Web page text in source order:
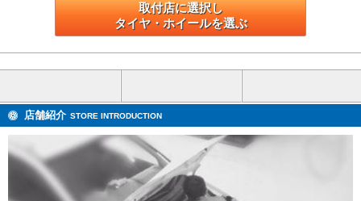
取付店に選択し
タイヤ・ホイールを選ぶ
店舗紹介 STORE INTRODUCTION